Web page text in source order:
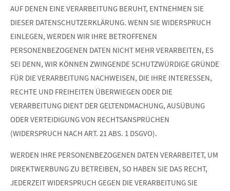
AUF DENEN EINE VERARBEITUNG BERUHT, ENTNEHMEN SIE
DIESER DATENSCHUTZERKLÄRUNG. WENN SIE WIDERSPRUCH
EINLEGEN, WERDEN WIR IHRE BETROFFENEN
PERSONENBEZOGENEN DATEN NICHT MEHR VERARBEITEN, ES
SEI DENN, WIR KÖNNEN ZWINGENDE SCHUTZWÜRDIGE GRÜNDE
FÜR DIE VERARBEITUNG NACHWEISEN, DIE IHRE INTERESSEN,
RECHTE UND FREIHEITEN ÜBERWIEGEN ODER DIE
VERARBEITUNG DIENT DER GELTENDMACHUNG, AUSÜBUNG
ODER VERTEIDIGUNG VON RECHTSANSPRÜCHEN
(WIDERSPRUCH NACH ART. 21 ABS. 1 DSGVO).
WERDEN IHRE PERSONENBEZOGENEN DATEN VERARBEITET, UM
DIREKTWERBUNG ZU BETREIBEN, SO HABEN SIE DAS RECHT,
JEDERZEIT WIDERSPRUCH GEGEN DIE VERARBEITUNG SIE